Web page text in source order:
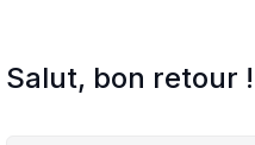
Salut, bon retour !